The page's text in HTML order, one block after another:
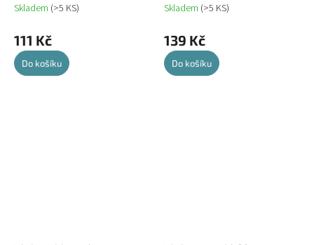
Skladem (>5 KS)
111 Kč
Do košíku
Skladem (>5 KS)
139 Kč
Do košíku